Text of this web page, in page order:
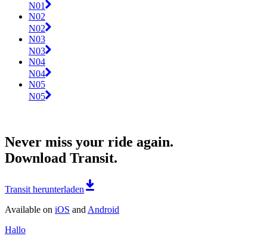
N01
N02
N02
N03
N03
N04
N04
N05
N05
Never miss your ride again.
Download Transit.
Transit herunterladen
Available on iOS and Android
Hallo